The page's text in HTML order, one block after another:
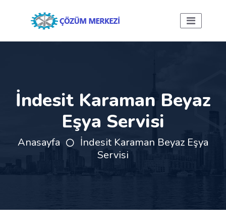
İndesit Karaman Beyaz
Eşya Servisi
Anasayfa
İndesit Karaman Beyaz Eşya
Servisi